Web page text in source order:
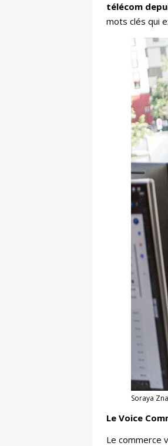
télécom
mots clés qui
Soraya
Le Voice
Le commerce